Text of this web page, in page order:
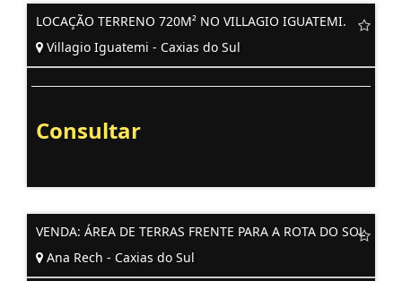
LOCAÇÃO TERRENO 720M² NO VILLAGIO IGUATEMI.
Villagio Iguatemi - Caxias do Sul
Consultar
VENDA: ÁREA DE TERRAS FRENTE PARA A ROTA DO SOL
Ana Rech - Caxias do Sul